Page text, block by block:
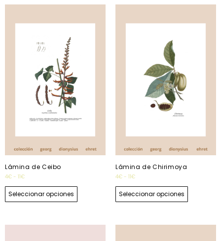
Lámina de Ceibo
4€ - 11€
Seleccionar opciones
Lámina de Chirimoya
4€ - 11€
Seleccionar opciones